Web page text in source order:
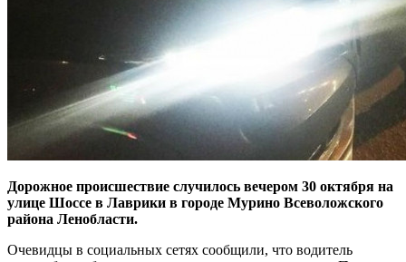
Дорожное происшествие случилось вечером 30 октября на
улице Шоссе в Лаврики в городе Мурино Всеволожского
района Ленобласти.
Очевидцы в социальных сетях сообщили, что водитель